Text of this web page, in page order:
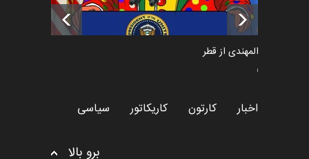
اخبار 6 ماه قبل
سعد المهندی از قطر
سیاسی
اخبار کارتون کاریکاتور سیاسی
برو بالا